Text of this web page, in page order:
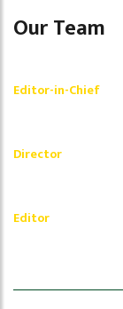
Our Team
Editor-in-Chief
Director
Editor